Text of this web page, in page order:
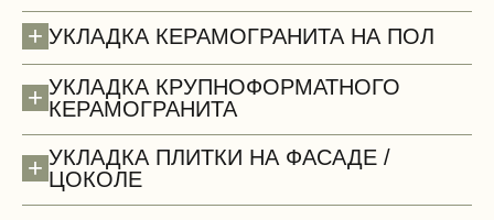
+ УКЛАДКА КЕРАМОГРАНИТА НА ПОЛ
+ УКЛАДКА КРУПНОФОРМАТНОГО
КЕРАМОГРАНИТА
+ УКЛАДКА ПЛИТКИ НА ФАСАДЕ /
ЦОКОЛЕ